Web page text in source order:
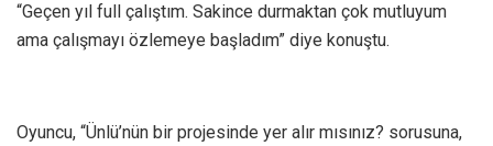
“Geçen yıl full çalıştım. Sakince durmaktan çok mutluyum
ama çalışmayı özlemeye başladım” diye konuştu.
Oyuncu, “Ünlü’nün bir projesinde yer alır mısınız? sorusuna,